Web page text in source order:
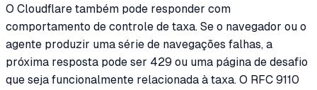
O Cloudflare também pode responder com
comportamento de controle de taxa. Se o navegador ou o
agente produzir uma série de navegações falhas, a
próxima resposta pode ser 429 ou uma página de desafio
que seja funcionalmente relacionada à taxa. O RFC 9110